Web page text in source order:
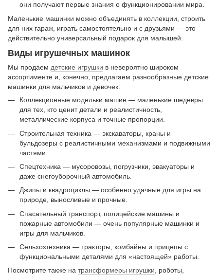
они получают первые знания о функционировании мира.
Маленькие машинки можно объединять в коллекции, строить
для них гараж, играть самостоятельно и с друзьями — это
действительно универсальный подарок для малышей.
Виды игрушечных машинок
Мы продаем детские игрушки в невероятно широком
ассортименте и, конечно, предлагаем разнообразные детские
машинки для мальчиков и девочек:
Коллекционные модельки машин — маленькие шедевры
для тех, кто ценит детали и реалистичность,
металлические корпуса и точные пропорции.
Строительная техника — экскаваторы, краны и
бульдозеры с реалистичными механизмами и подвижными
частями.
Спецтехника — мусоровозы, погрузчики, эвакуаторы и
даже снегоуборочный автомобиль.
Джипы и квадроциклы — особенно удачные для игры на
природе, выносливые и прочные.
Спасательный транспорт, полицейские машины и
пожарные автомобили — очень популярные машинки и
игры для мальчиков.
Сельхозтехника — тракторы, комбайны и прицепы с
функциональными деталями для «настоящей» работы.
Посмотрите также на трансформеры игрушки, роботы,